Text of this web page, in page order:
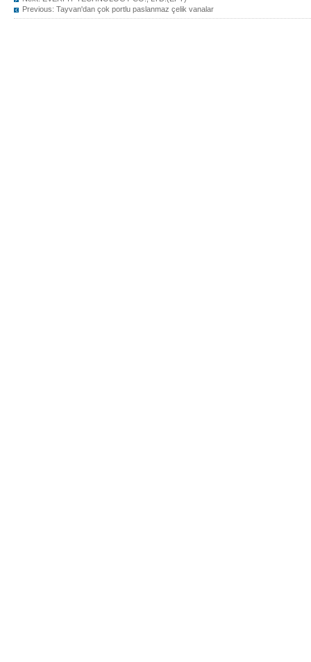
Previous: Tayvan'dan çok portlu paslanmaz çelik vanalar